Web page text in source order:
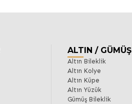
ALTIN / GÜMÜŞ
Altın Bileklik
Altın Kolye
Altın Küpe
Altın Yüzük
Gümüş Bileklik